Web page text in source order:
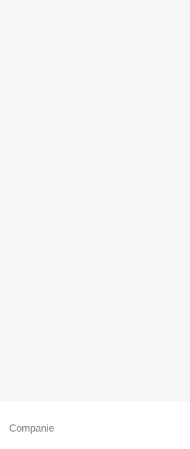
Companie